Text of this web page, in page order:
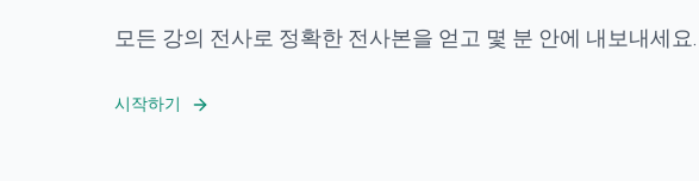
모든 강의 전사로 정확한 전사본을 얻고 몇 분 안에 내보내세요.
시작하기